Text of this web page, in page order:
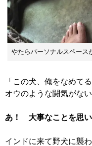
やたらパーソナルスペース
「この犬、俺をなめ
オウのような闘気がない
あ！ 大事なことを思い
インドに来て野犬に襲